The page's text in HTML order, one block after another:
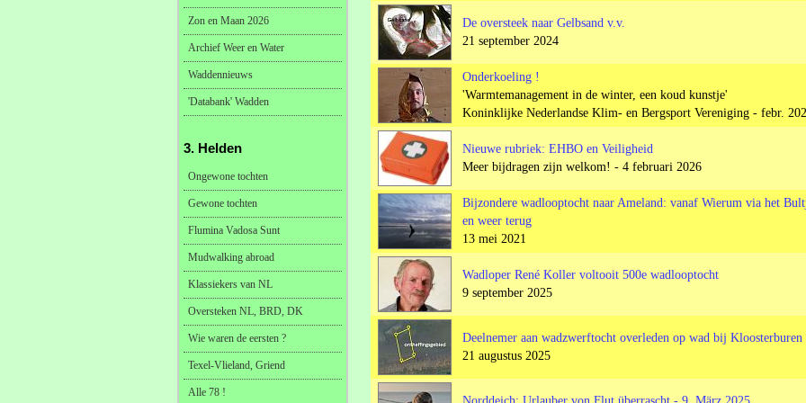
De oversteek naar Gelbsand v.v.
21 september 2024
Onderkoeling !
'Warmtemanagement in de winter, een koud kunstje'
Koninklijke Nederlandse Klim- en Bergsport Vereniging - febr.
Nieuwe rubriek: EHBO en Veiligheid
Meer bijdragen zijn welkom! - 4 februari 2026
Bijzondere wadlooptocht naar Ameland: vanaf Wierum via het
en weer terug
13 mei 2021
Wadloper René Koller voltooit 500e wadlooptocht
9 september 2025
Deelnemer aan wadzwerftocht overleden op wad bij Kloosterburen
21 augustus 2025
Zon en Maan 2026
Archief Weer en Water
Waddennieuws
'Databank' Wadden
3. Helden
Ongewone tochten
Gewone tochten
Flumina Vadosa Sunt
Mudwalking abroad
Klassiekers van NL
Oversteken NL, BRD, DK
Wie waren de eersten ?
Texel-Vlieland, Griend
Alle 78 !